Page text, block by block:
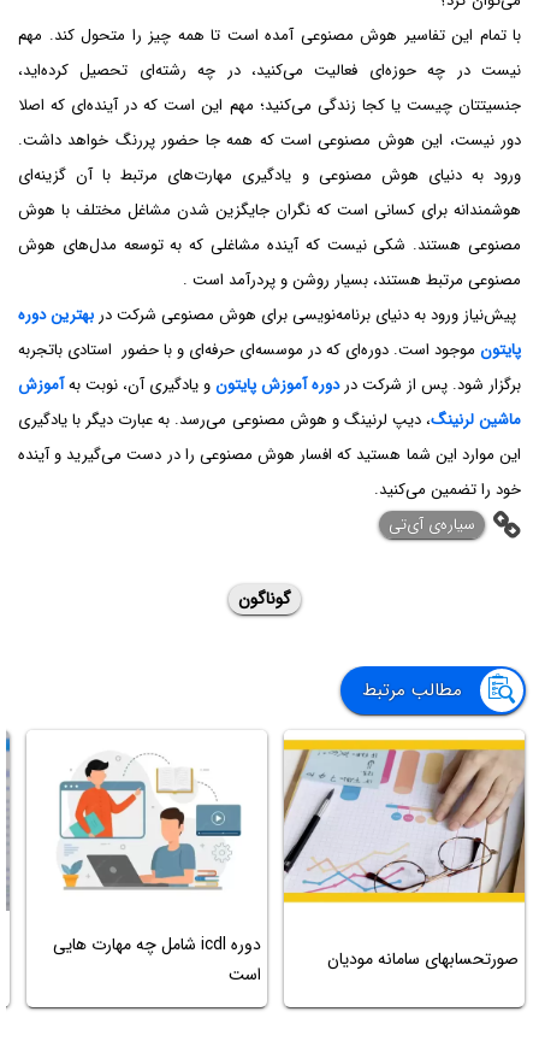
با تمام این تفاسیر هوش مصنوعی آمده است تا همه چیز را متحول کند. مهم
نیست در چه حوزه‌ای فعالیت می‌کنید، در چه رشته‌ای تحصیل کرده‌اید،
جنسیتتان چیست یا کجا زندگی می‌کنید؛ مهم این است که در آینده‌ای که اصلا
دور نیست، این هوش مصنوعی است که همه جا حضور پررنگ خواهد داشت.
ورود به دنیای هوش مصنوعی و یادگیری مهارت‌های مرتبط با آن گزینه‌ای
هوشمندانه برای کسانی است که نگران جایگزین شدن مشاغل مختلف با هوش
مصنوعی هستند. شکی نیست که آینده مشاغلی که به توسعه مدل‌های هوش
مصنوعی مرتبط هستند، بسیار روشن و پردرآمد است .
پیش‌نیاز ورود به دنیای برنامه‌نویسی برای هوش مصنوعی شرکت در بهترین دوره
پایتون موجود است. دوره‌ای که در موسسه‌ای حرفه‌ای و با حضور استادی باتجربه
برگزار شود. پس از شرکت دردوره آموزش پایتونو یادگیری آن، نوبت بهآموزش
ماشین لرنینگ، دیپ لرنینگ و هوش مصنوعی می‌رسد. به عبارت دیگر با یادگیری
این موارد این شما هستید که افسار هوش مصنوعی را در دست می‌گیرید و آینده
خود را تضمین می‌کنید.
‌سیاره‌ی آی‌تی
گوناگون
مطالب مرتبط
صورتحسابهای سامانه مودیان
دوره icdl شامل چه مهارت هایی
است